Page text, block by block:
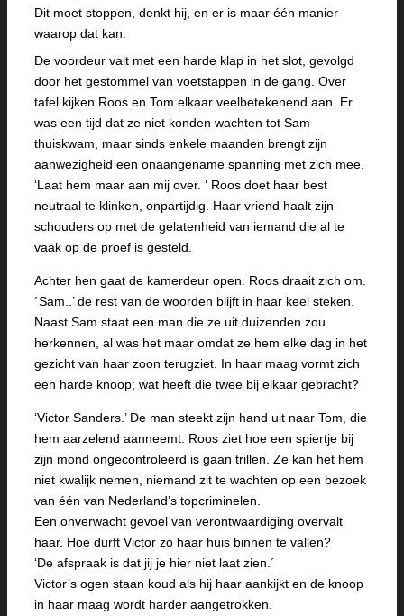
Dit moet stoppen, denkt hij, en er is maar één manier
waarop dat kan.
De voordeur valt met een harde klap in het slot, gevolgd
door het gestommel van voetstappen in de gang. Over
tafel kijken Roos en Tom elkaar veelbetekenend aan. Er
was een tijd dat ze niet konden wachten tot Sam
thuiskwam, maar sinds enkele maanden brengt zijn
aanwezigheid een onaangename spanning met zich mee.
‘Laat hem maar aan mij over. ‘ Roos doet haar best
neutraal te klinken, onpartijdig. Haar vriend haalt zijn
schouders op met de gelatenheid van iemand die al te
vaak op de proef is gesteld.
Achter hen gaat de kamerdeur open. Roos draait zich om.
´Sam..’ de rest van de woorden blijft in haar keel steken.
Naast Sam staat een man die ze uit duizenden zou
herkennen, al was het maar omdat ze hem elke dag in het
gezicht van haar zoon terugziet. In haar maag vormt zich
een harde knoop; wat heeft die twee bij elkaar gebracht?
‘Victor Sanders.’ De man steekt zijn hand uit naar Tom, die
hem aarzelend aanneemt. Roos ziet hoe een spiertje bij
zijn mond ongecontroleerd is gaan trillen. Ze kan het hem
niet kwalijk nemen, niemand zit te wachten op een bezoek
van één van Nederland’s topcriminelen.
Een onverwacht gevoel van verontwaardiging overvalt
haar. Hoe durft Victor zo haar huis binnen te vallen?
‘De afspraak is dat jij je hier niet laat zien.´
Victor’s ogen staan koud als hij haar aankijkt en de knoop
in haar maag wordt harder aangetrokken.